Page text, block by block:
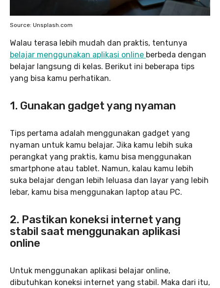
Source: Unsplash.com
Walau terasa lebih mudah dan praktis, tentunya
belajar menggunakan aplikasi online berbeda dengan
belajar langsung di kelas. Berikut ini beberapa tips
yang bisa kamu perhatikan.
1. Gunakan gadget yang nyaman
Tips pertama adalah menggunakan gadget yang
nyaman untuk kamu belajar. Jika kamu lebih suka
perangkat yang praktis, kamu bisa menggunakan
smartphone atau tablet. Namun, kalau kamu lebih
suka belajar dengan lebih leluasa dan layar yang lebih
lebar, kamu bisa menggunakan laptop atau PC.
2. Pastikan koneksi internet yang
stabil saat menggunakan aplikasi
online
Untuk menggunakan aplikasi belajar online,
dibutuhkan koneksi internet yang stabil. Maka dari itu,